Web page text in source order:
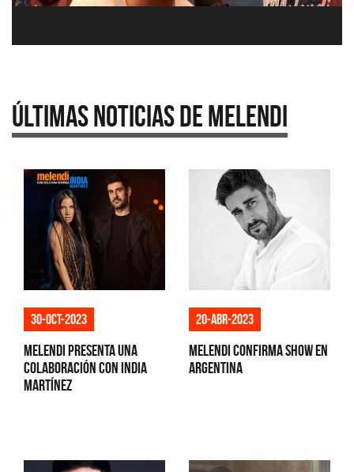
Últimas Noticias de Melendi
30-oct-2023
Melendi presenta una
colaboración con India
Martínez
20-abr-2023
Melendi confirma show en
Argentina